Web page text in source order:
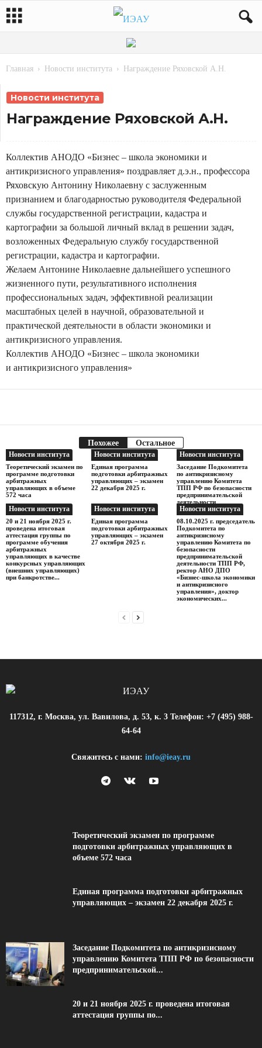
Главная Новости института Награждение Ряховской А.Н.
Новости института
Награждение Ряховской А.Н.
Коллектив АНОДО «Бизнес – школа экономики и
антикризисного управления» поздравляет д.э.н., профессора
Ряховскую Антонину Николаевну с заслуженным
признанием и благодарностью руководителя Федеральной
службы государственной регистрации, кадастра и
картографии за большой личный вклад в решении задач,
возложенных Федеральную службу государственной
регистрации, кадастра и картографии.
Желаем Антонине Николаевне дальнейшего успешного
жизненного пути, результативного исполнения
профессиональных задач, эффективной реализации
масштабных целей в научной, образовательной и
практической деятельности в области экономики и
антикризисного управления.
Коллектив АНОДО «Бизнес – школа экономики
и антикризисного управления»
Похожее Остальное
Новости института
Теоретический экзамен по
программе подготовки
арбитражных
управляющих в объеме
572 часа
Новости института
Единая программа
подготовки арбитражных
управляющих – экзамен
22 декабря 2025 г.
Новости института
Заседание Подкомитета
по антикризисному
управлению Комитета
ТПП РФ по безопасности
предпринимательской
деятельности
Новости института
20 и 21 ноября 2025 г.
проведена итоговая
аттестация группы по
программе обучения
арбитражных
управляющих в качестве
конкурсных управляющих
(внешних управляющих)
при банкротстве...
Новости института
Единая программа
подготовки арбитражных
управляющих – экзамен
27 октября 2025 г.
Новости института
08.10.2025 г. председатель
Подкомитета по
антикризисному
управлению Комитета по
безопасности
предпринимательской
деятельности ТПП РФ,
ректор АНО ДПО
«Бизнес-школа экономики
и антикризисного
управления», доктор
экономических...
117312, г. Москва, ул. Вавилова, д. 53, к. 3 Телефон: +7 (495) 988-
64-64
Свяжитесь с нами: info@ieay.ru
Теоретический экзамен по программе
подготовки арбитражных управляющих в
объеме 572 часа
Единая программа подготовки арбитражных
управляющих – экзамен 22 декабря 2025 г.
Заседание Подкомитета по антикризисному
управлению Комитета ТПП РФ по безопасности
предпринимательской...
20 и 21 ноября 2025 г. проведена итоговая
аттестация группы по...